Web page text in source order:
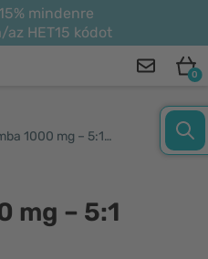
mindenre
az HET15 kódot
0
Süngomba 1000 mg – 5:1 kivonat
mg – 5:1